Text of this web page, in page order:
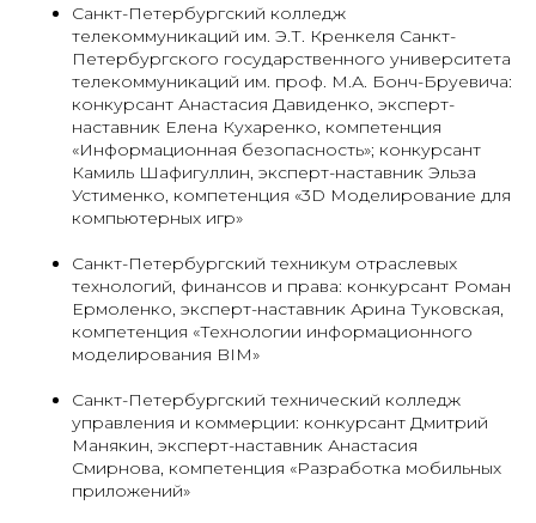
Санкт-Петербургский колледж
телекоммуникаций им. Э.Т. Кренкеля Санкт-
Петербургского государственного университета
телекоммуникаций им. проф. М.А. Бонч-Бруевича:
конкурсант Анастасия Давиденко, эксперт-
наставник Елена Кухаренко, компетенция
«Информационная безопасность»; конкурсант
Камиль Шафигуллин, эксперт-наставник Эльза
Устименко, компетенция «3D Моделирование для
компьютерных игр»
Санкт-Петербургский техникум отраслевых
технологий, финансов и права: конкурсант Роман
Ермоленко, эксперт-наставник Арина Туковская,
компетенция «Технологии информационного
моделирования BIM»
Санкт-Петербургский технический колледж
управления и коммерции: конкурсант Дмитрий
Манякин, эксперт-наставник Анастасия
Смирнова, компетенция «Разработка мобильных
приложений»